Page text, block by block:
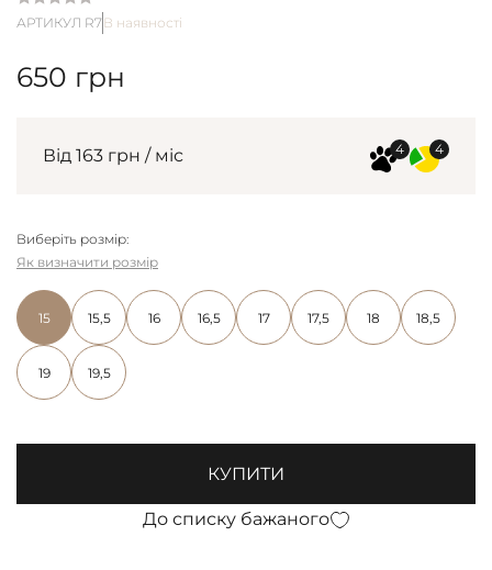
АРТИКУЛ R7В наявності
650 грн
Від 163 грн / міс
Виберіть розмір:
15 15,5 16 16,5 17 17,5 18 18,5
19 19,5
Як визначити розмір
КУПИТИ
До списку бажаного